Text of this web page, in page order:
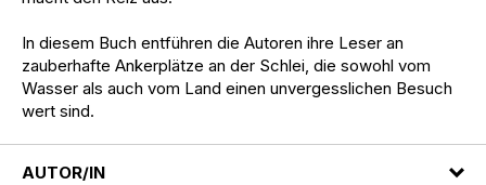
In diesem Buch entführen die Autoren ihre Leser an
zauberhafte Ankerplätze an der Schlei, die sowohl vom
Wasser als auch vom Land einen unvergesslichen Besuch
wert sind.
AUTOR/IN